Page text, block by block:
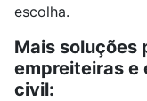
escolha.
Mais soluções
empreiteiras e
civil: